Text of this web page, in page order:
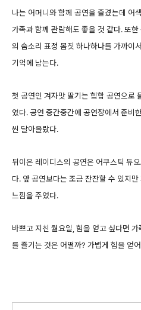
나는 어머니와 함께 공연을 즐겼는데 어
가족과 함께 관람해도 좋을 것 같다. 또
의 숨소리 표정 몸짓 하나하나를 가까이
기억에 남는다.
첫 공연인 겨자맛 딸기는 힙합 공연으로
였다. 공연 중간중간에 공연장에서 준비
씬 달아올랐다.
뒤이은 레이디스의 공연은 어쿠스틱 듀
다. 앞 공연보다는 조금 잔잔할 수 있지
느낌을 주었다.
바쁘고 지친 월요일, 힘을 얻고 싶다면
를 즐기는 것은 어떨까? 가볍게 힘을 얻